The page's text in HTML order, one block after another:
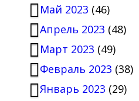
Май 2023 (46)
Апрель 2023 (48)
Март 2023 (49)
Февраль 2023 (38)
Январь 2023 (29)